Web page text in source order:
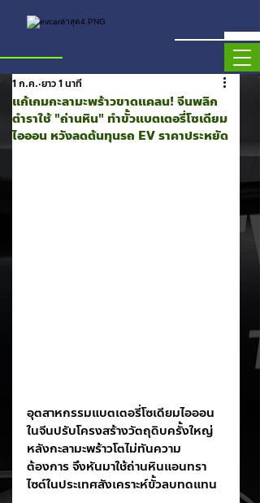
แก้เกมกะลามะพร้าวขาดแคลน! จีนพลิก
ตำราใช้ "ถ่านหิน" ทำขั้วแบตเตอรี่โซเดียม
ไอออน หวังลดต้นทุนรถ EV ราคาประหยัด
1 ก.ค. ยาว 1 นาที
อุตสาหกรรมแบตเตอรี่โซเดียมไอออน
ในจีนปรับโครงสร้างวัตถุดิบครั้งใหญ่
หลังกะลามะพร้าวโตไม่ทันความ
ต้องการ จึงหันมาใช้ถ่านหินแอนทรา
ไซต์ในประเทศสังเคราะห์ขั้วลบทดแทน